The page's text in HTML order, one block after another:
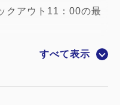
クアウト11：00の最
すべて表示